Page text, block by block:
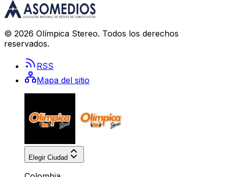
© 2026 Olímpica Stereo. Todos los derechos
reservados.
RSS
Mapa del sitio
Elegir Ciudad